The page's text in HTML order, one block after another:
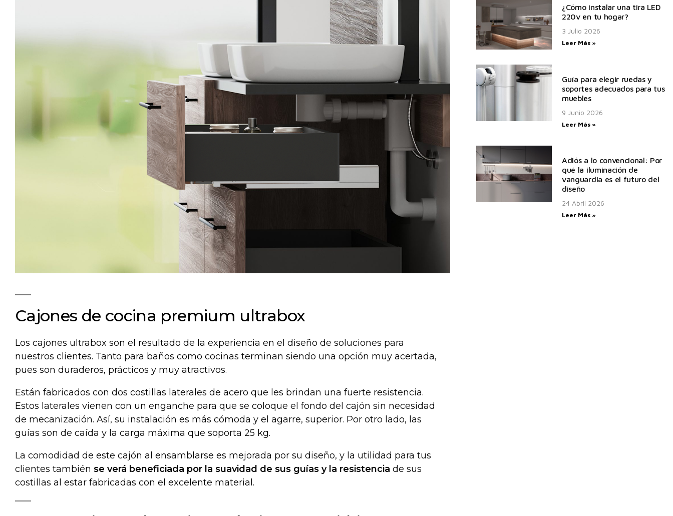
Cajones de cocina premium ultrabox
Los cajones ultrabox son el resultado de la experiencia en el diseño de soluciones para
nuestros clientes. Tanto para baños como cocinas terminan siendo una opción muy acertada,
pues son duraderos, prácticos y muy atractivos.
Están fabricados con dos costillas laterales de acero que les brindan una fuerte resistencia.
Estos laterales vienen con un enganche para que se coloque el fondo del cajón sin necesidad
de mecanización. Así, su instalación es más cómoda y el agarre, superior. Por otro lado, las
guías son de caída y la carga máxima que soporta 25 kg.
La comodidad de este cajón al ensamblarse es mejorada por su diseño, y la utilidad para tus
clientes también se verá beneficiada por la suavidad de sus guías y la resistencia de sus
costillas al estar fabricadas con el excelente material.
¿Cómo instalar una tira LED
220v en tu hogar?
3 Julio 2026
Leer Más »
Guía para elegir ruedas y
soportes adecuados para tus
muebles
9 Junio 2026
Leer Más »
Adiós a lo convencional: Por
qué la iluminación de
vanguardia es el futuro del
diseño
24 Abril 2026
Leer Más »